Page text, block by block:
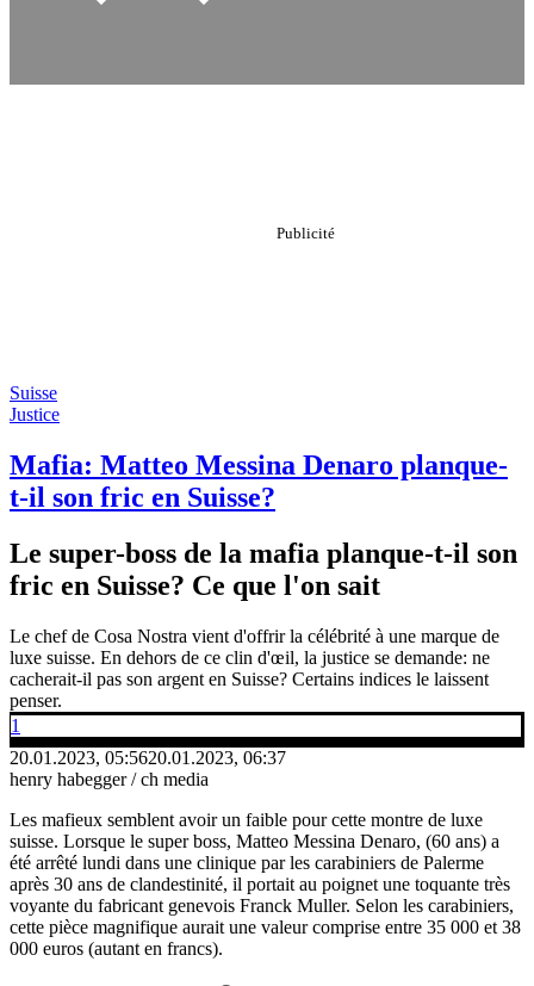
Suisse
Justice
Mafia: Matteo Messina Denaro planque-
t-il son fric en Suisse?
Le super-boss de la mafia planque-t-il son
fric en Suisse? Ce que l'on sait
Le chef de Cosa Nostra vient d'offrir la célébrité à une marque de
luxe suisse. En dehors de ce clin d'œil, la justice se demande: ne
cacherait-il pas son argent en Suisse? Certains indices le laissent
penser.
1
20.01.2023, 05:5620.01.2023, 06:37
henry habegger / ch media
Les mafieux semblent avoir un faible pour cette montre de luxe
suisse. Lorsque le super boss, Matteo Messina Denaro, (60 ans) a
été arrêté lundi dans une clinique par les carabiniers de Palerme
après 30 ans de clandestinité, il portait au poignet une toquante très
voyante du fabricant genevois Franck Muller. Selon les carabiniers,
cette pièce magnifique aurait une valeur comprise entre 35 000 et 38
000 euros (autant en francs).